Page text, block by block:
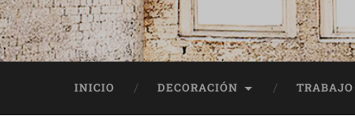
INICIO DECORACIÓN TRABAJO